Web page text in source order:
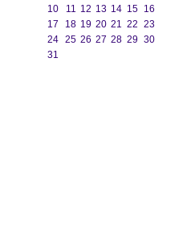
10
11 12 13 14 15 16
17
18 19 20 21 22 23
24 25 26 27 28 29 30
31